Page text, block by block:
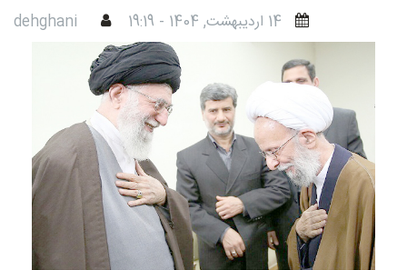
14 ارديبهشت, 1404 - 19:19 dehghani